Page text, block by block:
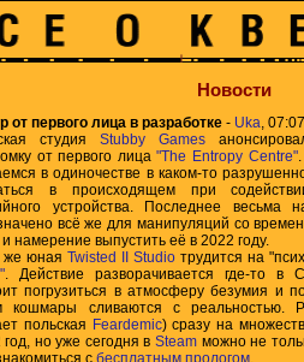
Новости
от первого лица в разработке - Uka,
студия Stubby Games
от первого лица"The Entropy Centre"
в одиночестве в каком-то
в происходящем при
устройства. Последнее весьма
всё же для манипуляций со
и намерение выпустить её в 2022 году.
же юная Twisted II Studio трудится на
. Действие разворачивается где-то
погрузиться в атмосферу безумия и
кошмары сливаются с реальностью.
польская Feardemic) сразу на
но уже сегодня в Steam можно не
с бесплатным прологом.